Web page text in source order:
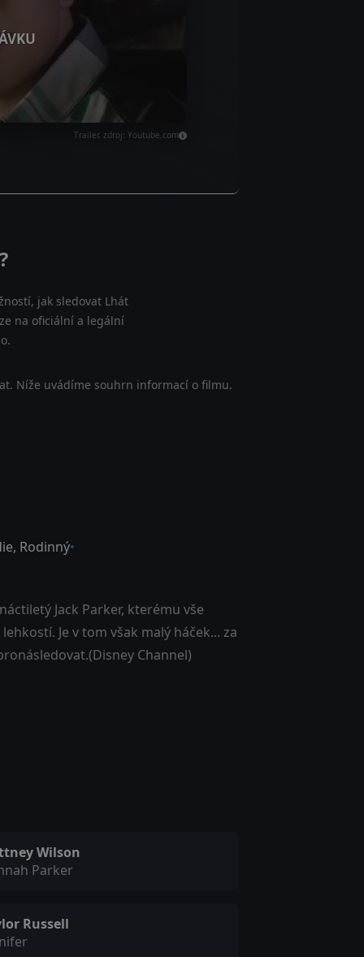
Trailer, zdroj: Youtube.com
jak sledovat Lhát
na oficiální a legální
Níže uvádíme souhrn informací o filmu.
, Rodinný
Jack Parker, kterému vše
Je v tom však malý háček... za
Channel)
Wilson
Parker
Russell